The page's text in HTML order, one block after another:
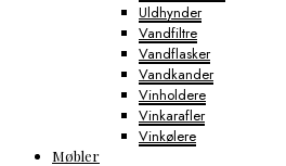
Uldhynder
Vandfiltre
Vandflasker
Vandkander
Vinholdere
Vinkarafler
Vinkølere
Møbler